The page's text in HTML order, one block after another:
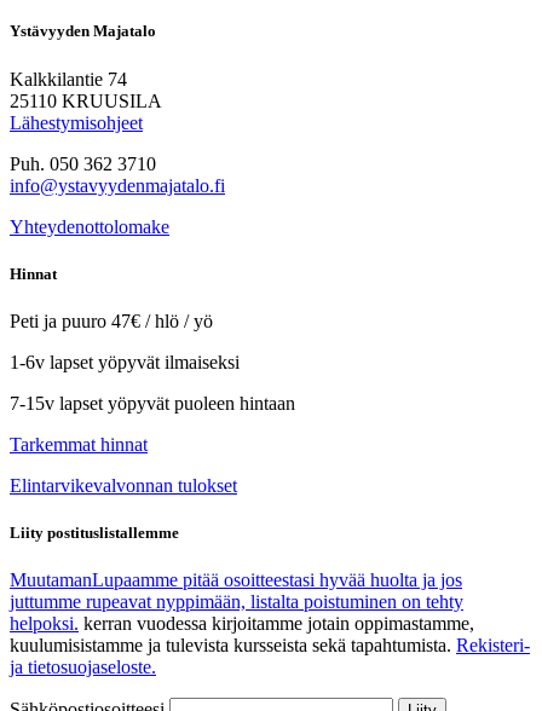
Ystävyyden Majatalo
Kalkkilantie 74
25110 KRUUSILA
Lähestymisohjeet
Puh. 050 362 3710
info@ystavyydenmajatalo.fi
Yhteydenottolomake
Hinnat
Peti ja puuro 47€ / hlö / yö
1-6v lapset yöpyvät ilmaiseksi
7-15v lapset yöpyvät puoleen hintaan
Tarkemmat hinnat
Elintarvikevalvonnan tulokset
Liity postituslistallemme
MuutamanLupaamme pitää osoitteestasi hyvää huolta ja jos
juttumme rupeavat nyppimään, listalta poistuminen on tehty
helpoksi. kerran vuodessa kirjoitamme jotain oppimastamme,
kuulumisistamme ja tulevista kursseista sekä tapahtumista. Rekisteri-
ja tietosuojaseloste.